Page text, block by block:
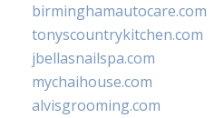
birminghamautocare.com
tonyscountrykitchen.com
jbellasnailspa.com
mychaihouse.com
alvisgrooming.com